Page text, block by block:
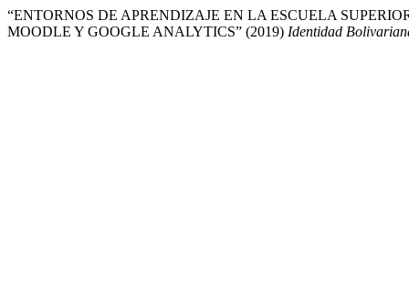
“ENTORNOS DE APRENDIZAJE EN LA ESCUELA
MOODLE Y GOOGLE ANALYTICS” (2019) Identidad